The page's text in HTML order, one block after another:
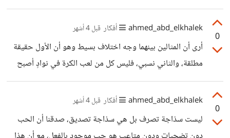
أقولك إنها مش مسؤليتك وإن دا فضل كبير منك. والحلول كتير
وكويس انك مهتمة بنفسيته، ومدركة مدى تأثير على حياته
ومستقبله ومشاعره، رأيي إن لو الظروف المادية تسمح تسألي
أخصائي نفسي طبعًا، أو توديه هو لدكتور نفسي. أما او لأ فأنا
شايفة ان مساعدتك المعنوية والنفسية ليه هي انك تصاحبيه انتِ
0
ahmed_abd_elkhalek أفكار قبل 4 أشهر
أرى أن المثالين بينهما وجه اختلاف بسيط وهو أن الأول حقيقة
مطلقة، والثاني نسبي، فليس كل من لعب الكرة في نوادٍ أصبح
مشهورًا أو بعيدًا عن أصدقاء السوء وغيرهم. أما المثال الأول فهي
حقيقة مصدق بها وعليها من الطب النفسي على الأقل، أن الضرب
طريقة فعلًا ولكنها الأسوأ والأقل فعالية في التربية وتعديل
السلوك، ومع المجتمع الكبير الذي كان يؤمن بالضرب، كان هناك
0
ahmed_abd_elkhalek أفكار قبل 4 أشهر
ليست سذاجة تصرف بل هي سذاجة تصديق، صدقنا أن الحب